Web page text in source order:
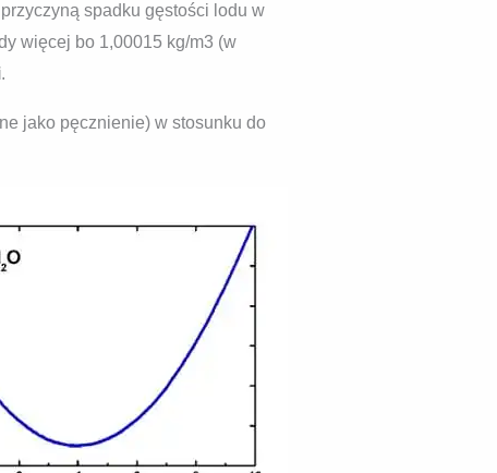
spadku gęstości lodu w
więcej bo 1,00015 kg/m3 (w
.
jako pęcznienie) w stosunku do